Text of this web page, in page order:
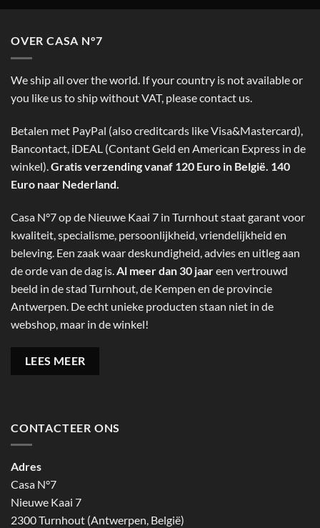
OVER CASA N°7
We ship all over the world. If your country is not available or
you like us to ship without VAT, please contact us.
Betalen met PayPal (also creditcards like Visa&Mastercard),
Bancontact, iDEAL (Contant Geld en American Express in de
winkel). Gratis verzending vanaf 120 Euro in België. 140
Euro naar Nederland.
Casa N°7 op de Nieuwe Kaai 7 in Turnhout staat garant voor
kwaliteit, specialisme, persoonlijkheid, vriendelijkheid en
beleving. Een zaak waar deskundigheid, advies en uitleg aan
de orde van de dag is. Al meer dan 30 jaareen vertrouwd
beeld in de stad Turnhout, de Kempen en de provincie
Antwerpen. De echt unieke producten staan niet in de
webshop, maar in de winkel!
LEES MEER
CONTACTEER ONS
Adres
Casa N°7
Nieuwe Kaai 7
2300 Turnhout (Antwerpen, België)